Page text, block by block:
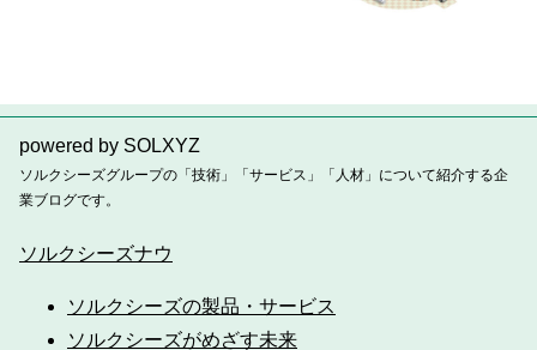
powered by SOLXYZ
ソルクシーズグループの「技術」「サービス」「人材」について紹介する企
業ブログです。
ソルクシーズナウ
ソルクシーズの製品・サービス
ソルクシーズがめざす未来